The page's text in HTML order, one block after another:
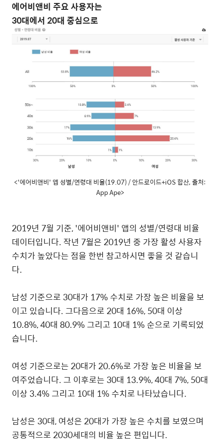
에어비앤비 주요사용자는
30대에서 20대중심으로
<'에어비앤비' 앱 성별/연령대 비율(19.07) / 안드로이드+iOS 합산, 출처:
App Ape>
2019년 7월 기준, '에어비앤비' 앱의 성별/연령대 비율
데이터입니다. 작년 7월은 2019년 중 가장 활성 사용자
수치가 높았다는 점을 한번 참고하시면 좋을 것 같습니
다.
남성 기준으로 30대가 17% 수치로 가장 높은 비율을 보
이고 있습니다. 그다음으로 20대 16%, 50대 이상
10.8%, 40대 80.9% 그리고 10대 1%순으로 기록되었
습니다.
여성 기준으로는 20대가 20.6%로 가장 높은 비율을 보
여주었습니다. 그 이후로는 30대 13.9%, 40대 7%, 50대
이상 3.4% 그리고 10대 1% 수치로 나타났습니다.
남성은 30대,여성은 20대가 가장 높은 수치를 보였으며
공통적으로 2030세대의 비율 높은 편입니다.